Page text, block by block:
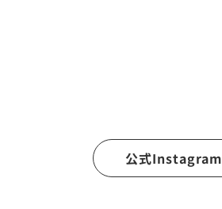
公式Instagram